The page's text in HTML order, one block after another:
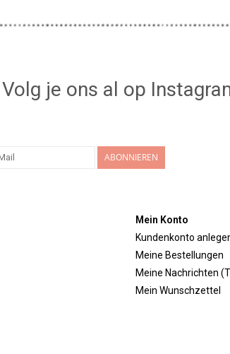
Volg je ons al op
ABONNIEREN
Mein Konto
Kundenkonto
Meine Bestellungen
Meine Nachrichten
Mein Wunschzettel